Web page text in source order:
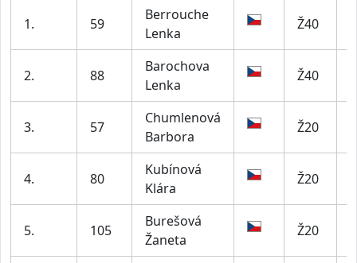
1. 59
Berrouche
Lenka
Ž40
2. 88
Barochova
Lenka
Ž40
3. 57
Chumlenová
Barbora
Ž20
4. 80
Kubínová
Klára
Ž20
5. 105
Burešová
Žaneta
Ž20